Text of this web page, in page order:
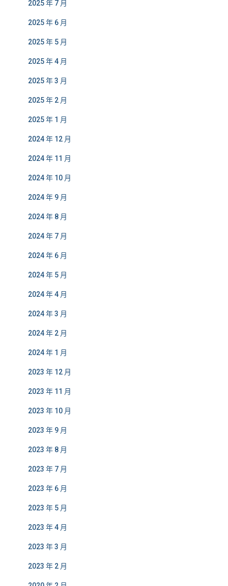
2025 年 7 月
2025 年 6 月
2025 年 5 月
2025 年 4 月
2025 年 3 月
2025 年 2 月
2025 年 1 月
2024 年 12 月
2024 年 11 月
2024 年 10 月
2024 年 9 月
2024 年 8 月
2024 年 7 月
2024 年 6 月
2024 年 5 月
2024 年 4 月
2024 年 3 月
2024 年 2 月
2024 年 1 月
2023 年 12 月
2023 年 11 月
2023 年 10 月
2023 年 9 月
2023 年 8 月
2023 年 7 月
2023 年 6 月
2023 年 5 月
2023 年 4 月
2023 年 3 月
2023 年 2 月